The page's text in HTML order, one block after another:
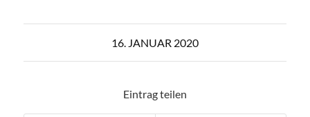
16. JANUAR 2020
Eintrag teilen